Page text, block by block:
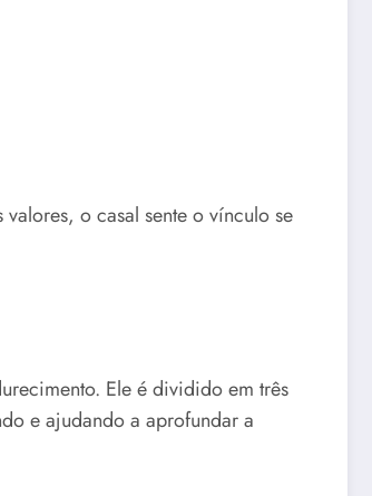
o casal sente o vínculo se
Ele é dividido em três
e ajudando a aprofundar a